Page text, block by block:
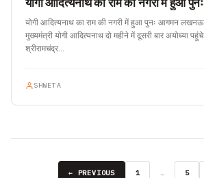
योगी आदित्यनाथ का राम की नगरी में हुआ पुनः आगमन
मुख्यमंत्री योगी आदित्यनाथ दो महीने में दूसरी बार अयोध्या
श्रीरामचंद्र…
SHWETA
← PREVIOUS 1 5